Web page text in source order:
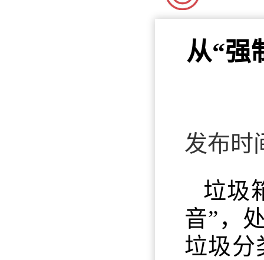
从“强
发布时
垃圾
音”，
垃圾分